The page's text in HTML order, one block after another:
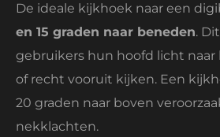
De ideale kijkhoek naar een
en 15 graden naar beneden.
gebruikers hun hoofd licht
of recht vooruit kijken. Een
20 graden naar boven
nekklachten.